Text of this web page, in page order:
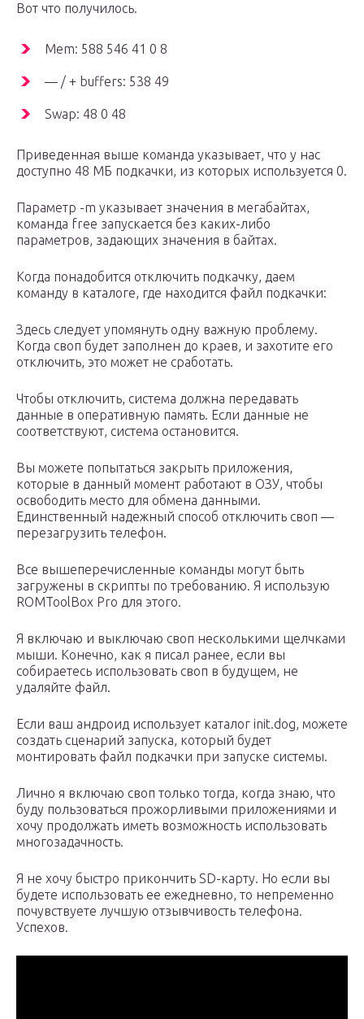
Вот что получилось.
Mem: 588 546 41 0 8
— / + buffers: 538 49
Swap: 48 0 48
Приведенная выше команда указывает, что у нас
доступно 48 МБ подкачки, из которых используется 0.
Параметр -m указывает значения в мегабайтах,
команда free запускается без каких-либо
параметров, задающих значения в байтах.
Когда понадобится отключить подкачку, даем
команду в каталоге, где находится файл подкачки:
Здесь следует упомянуть одну важную проблему.
Когда своп будет заполнен до краев, и захотите его
отключить, это может не сработать.
Чтобы отключить, система должна передавать
данные в оперативную память. Если данные не
соответствуют, система остановится.
Вы можете попытаться закрыть приложения,
которые в данный момент работают в ОЗУ, чтобы
освободить место для обмена данными.
Единственный надежный способ отключить своп —
перезагрузить телефон.
Все вышеперечисленные команды могут быть
загружены в скрипты по требованию. Я использую
ROMToolBox Pro для этого.
Я включаю и выключаю своп несколькими щелчками
мыши. Конечно, как я писал ранее, если вы
собираетесь использовать своп в будущем, не
удаляйте файл.
Если ваш андроид использует каталог init.dog, можете
создать сценарий запуска, который будет
монтировать файл подкачки при запуске системы.
Лично я включаю своп только тогда, когда знаю, что
буду пользоваться прожорливыми приложениями и
хочу продолжать иметь возможность использовать
многозадачность.
Я не хочу быстро прикончить SD-карту. Но если вы
будете использовать ее ежедневно, то непременно
почувствуете лучшую отзывчивость телефона.
Успехов.